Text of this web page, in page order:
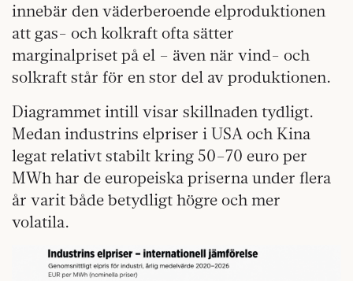
innebär den väderberoende elproduktionen
att gas- och kolkraft ofta sätter
marginalpriset på el – även när vind- och
solkraft står för en stor del av produktionen.
Diagrammet intill visar skillnaden tydligt.
Medan industrins elpriser i USA och Kina
legat relativt stabilt kring 50–70 euro per
MWh har de europeiska priserna under flera
år varit både betydligt högre och mer
volatila.